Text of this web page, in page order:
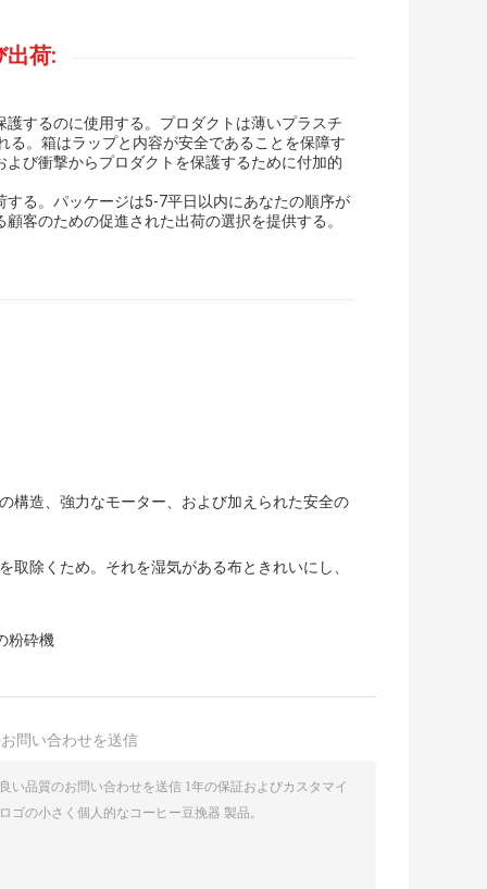
出荷:
するのに使用する。プロダクトは薄いプラスチ
。箱はラップと内容が安全であることを保障す
び衝撃からプロダクトを保護するために付加的
る。パッケージは5-7平日以内にあなたの順序が
客のための促進された出荷の選択を提供する。
構造、強力なモーター、および加えられた安全の
除くため。それを湿気がある布ときれいにし、
粉砕機
問い合わせを送信